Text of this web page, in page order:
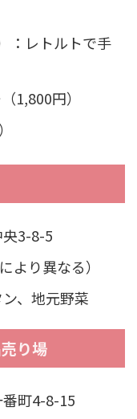
：レトルトで手
1,800円）
央3-8-5
より異なる）
、地元野菜
り場
番町4-8-15